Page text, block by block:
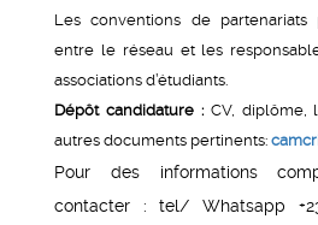
Les conventions de
entre le réseau et les
associations d’étudiants.
Dépôt candidature :CV, diplôme,
autres documents pertinents:
Pour des informations
contacter : tel/ Whatsapp